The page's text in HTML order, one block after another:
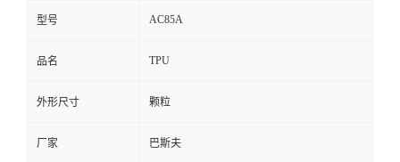
型号 AC85A
品名 TPU
外形尺寸 颗粒
厂家 巴斯夫